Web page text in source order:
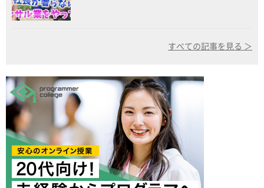
すべての記事を見る ＞